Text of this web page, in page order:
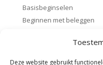
Deze website gebruikt
Basisbeginselen
Beginnen met beleggen
Rendement berekenen